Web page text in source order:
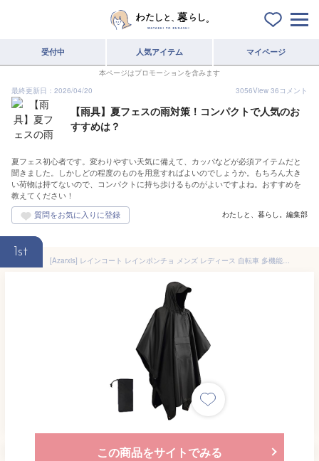
受付中 人気アイテム マイページ
本ページはプロモーションを含みます
最終更新日：2026/04/20
3056View 36コメント
【雨具】夏フェスの雨対策！コンパクトで人気のお
すすめは？
夏フェス初心者です。変わりやすい天気に備えて、カッパなどが必須アイテムだと
聞きました。しかしどの程度のものを用意すればよいのでしょうか。もちろん大き
い荷物は持てないので、コンパクトに持ち歩けるものがよいですよね。おすすめを
教えてください！
わたしと、暮らし。編集部
1st
[Azarxis] レインコート レインポンチョ メンズ レディース 自転車 多機能 3way レインウェア/タープ/グランドシート 防水 帽子 多機能 耐久性 雨具 カッパ バイク キャンプ ピクニック 通勤 通学 収納袋付き (ブラック)
この商品をサイトでみる